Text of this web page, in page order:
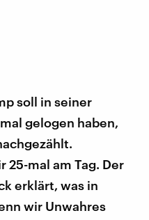
soll in seiner
gelogen haben,
mal am Tag. Der
erklärt, was in
wir Unwahres